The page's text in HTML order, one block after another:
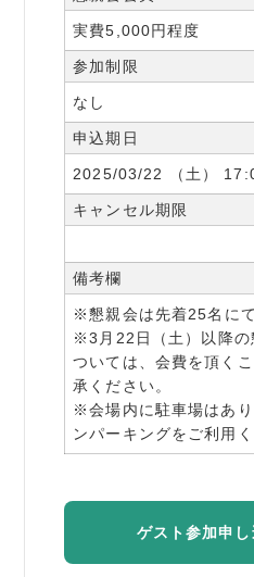
実費5,000円程度
参加制限
なし
申込期日
2025/03/22 （土）
キャンセル期限
備考欄
※懇親会は先着25名に
※3月22日（土）以降の
ついては、会費を頂く
承ください。
※会場内に駐車場はあ
ンパーキングをご利用く
ゲスト参加申